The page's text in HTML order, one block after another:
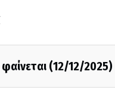
(12/12/2025)